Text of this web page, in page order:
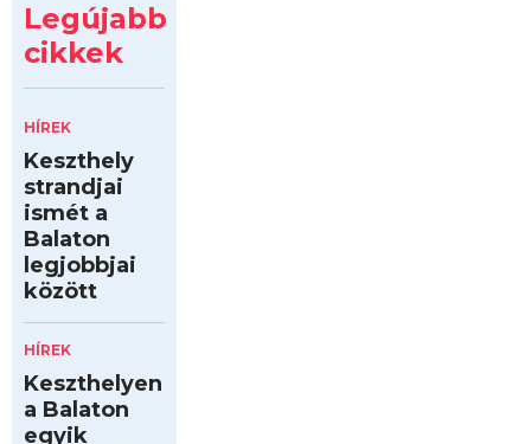
Legújabb
cikkek
HÍREK
Keszthely
strandjai
ismét a
Balaton
legjobbjai
között
HÍREK
Keszthelyen
a Balaton
egyik